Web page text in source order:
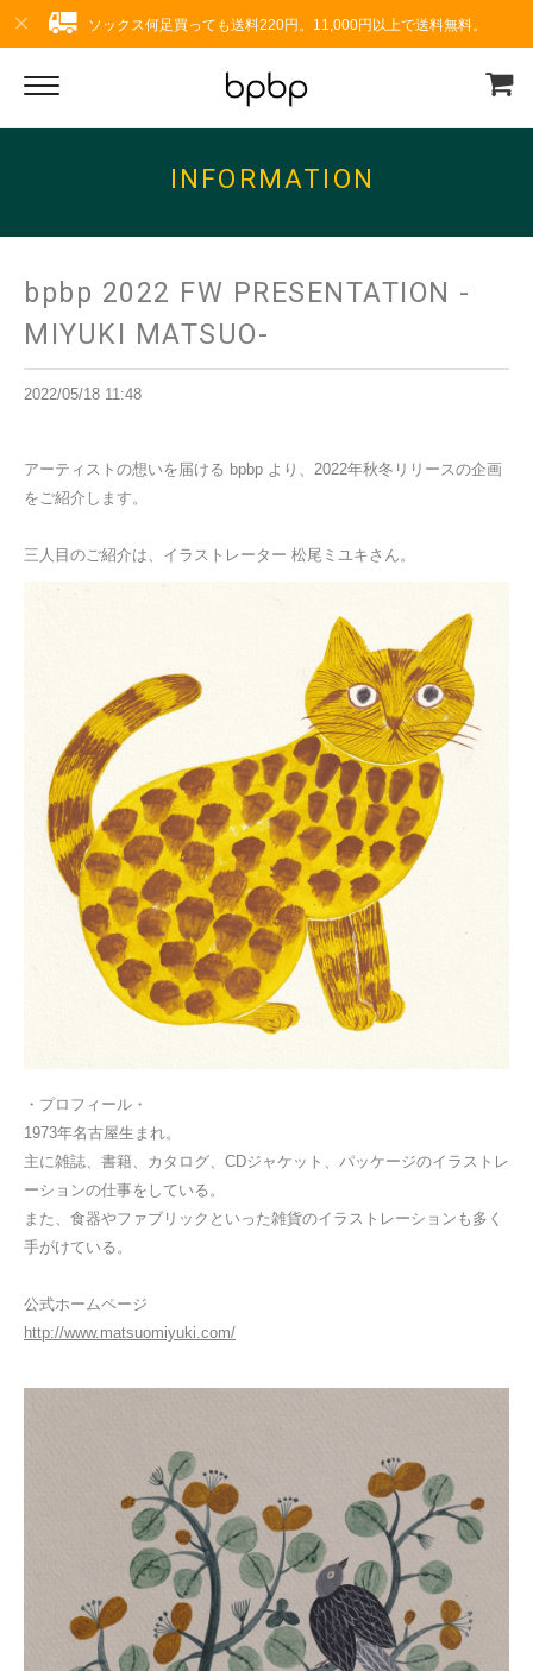
ソックス何足買っても送料220円。11,000円以上で送料無料。
INFORMATION
bpbp 2022 FW PRESENTATION -
MIYUKI MATSUO-
2022/05/18 11:48
アーティストの想いを届ける bpbp より、2022年秋冬リリースの企画
をご紹介します。
三人目のご紹介は、イラストレーター 松尾ミユキさん。
・プロフィール・
1973年名古屋生まれ。
主に雑誌、書籍、カタログ、CDジャケット、パッケージのイラストレ
ーションの仕事をしている。
また、食器やファブリックといった雑貨のイラストレーションも多く
手がけている。
公式ホームページ
http://www.matsuomiyuki.com/